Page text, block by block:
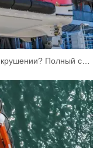
Что едят и пьют моряки при кораблекрушении? Полный список снабжения спасательной шлюпки (SOLAS)